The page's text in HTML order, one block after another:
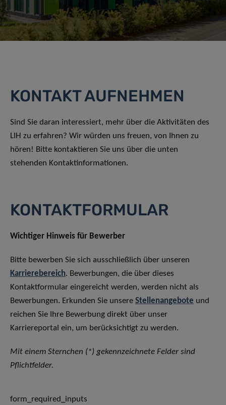
KONTAKT AUFNEHMEN
Sind Sie daran interessiert, mehr über die Aktivitäten des
LIH zu erfahren? Wir würden uns freuen, von Ihnen zu
hören! Bitte kontaktieren Sie uns über die unten
stehenden Kontaktinformationen.
KONTAKTFORMULAR
Wichtiger Hinweis für Bewerber
Bitte bewerben Sie sich ausschließlich über unseren
Karrierebereich. Bewerbungen, die über dieses
Kontaktformular eingereicht werden, werden nicht als
Bewerbungen. Erkunden Sie unsere Stellenangebote und
reichen Sie Ihre Bewerbung direkt über unser
Karriereportal ein, um berücksichtigt zu werden.
Mit einem Sternchen (*) gekennzeichnete Felder sind
Pflichtfelder.
form_required_inputs